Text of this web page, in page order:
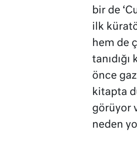
bir de
ilk
hem de
önce
kitapta
görüyor
neden